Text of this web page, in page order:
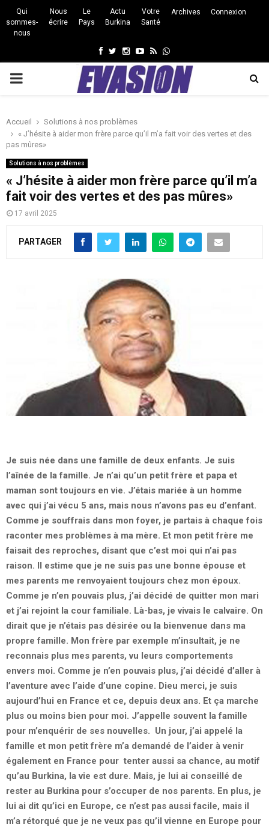
Qui
sommes-
nous
Nous
écrire
Le
Pays
Actu
Burkina
Votre
Santé
Archives Connexion
Facebook
Twitter
Instagram
Youtube
RssWhatsapp
PRIMARY
Accueil
Solutions à nos problèmes
« J’hésite à aider mon frère parce qu’il m’a fait voir des vertes et des
pas mûres»
Solutions à nos problèmes
« J’hésite à aider mon frère parce qu’il m’a
fait voir des vertes et des pas mûres»
17 avril 2025
PARTAGER
Je suis née dans une famille de deux enfants. Je suis
l’aînée de la famille. Je n’ai qu’un petit frère et papa et
maman sont toujours en vie. J’étais mariée à un homme
avec qui j’ai vécu 5 ans, mais nous n’avons pas eu d’enfant.
Comme je souffrais dans mon foyer, je partais à chaque fois
raconter mes problèmes à ma mère. Et mon petit frère me
faisait des reproches, disant que c’est moi qui n’ai pas
raison. Il estime que je ne suis pas une bonne épouse et
mes parents me renvoyaient toujours chez mon époux.
Comme je n’en pouvais plus, j’ai décidé de quitter mon mari
et j’ai rejoint la cour familiale. Là-bas, je vivais le calvaire. On
dirait que je n’étais pas désirée ou la bienvenue dans ma
propre famille. Mon frère par exemple m’insultait, je ne
reconnais plus mes parents, vu leurs comportements
envers moi. Comme je n’en pouvais plus, j’ai décidé d’aller à
l’aventure avec l’aide d’une copine. Dieu merci, je suis
aujourd’hui en France et ce, depuis deux ans. Et ça marche
plus ou moins bien pour moi. J’appelle souvent la famille
pour m’enquérir de ses nouvelles. Un jour, j’ai appelé la
famille et mon petit frère m’a demandé de l’aider à venir
également en France pour tenter aussi sa chance, au motif
qu’au Burkina, la vie est dure. Mais, je lui ai conseillé de
rester au Burkina pour s’occuper de nos parents. En plus, je
lui ai dit qu’ici en Europe, ce n’est pas aussi facile, mais il
m’a rétorqué que je ne veux pas qu’il vienne en Europe pour